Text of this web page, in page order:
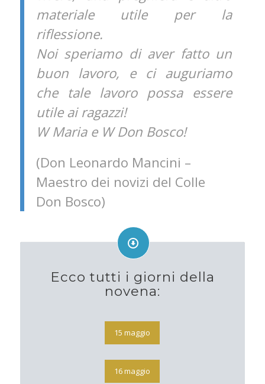
materiale utile per la
riflessione.
Noi speriamo di aver fatto un
buon lavoro, e ci auguriamo
che tale lavoro possa essere
utile ai ragazzi!
W Maria e W Don Bosco!
(Don Leonardo Mancini –
Maestro dei novizi del Colle
Don Bosco)
Ecco tutti i giorni della
novena:
15 maggio
16 maggio